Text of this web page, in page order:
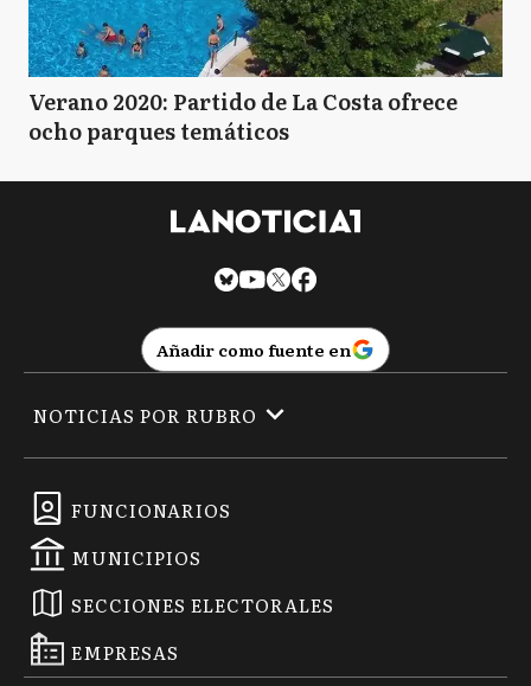
Verano 2020: Partido de La Costa ofrece
ocho parques temáticos
Añadir como fuente en
FUNCIONARIOS
MUNICIPIOS
SECCIONES ELECTORALES
EMPRESAS
NOTICIAS POR RUBRO